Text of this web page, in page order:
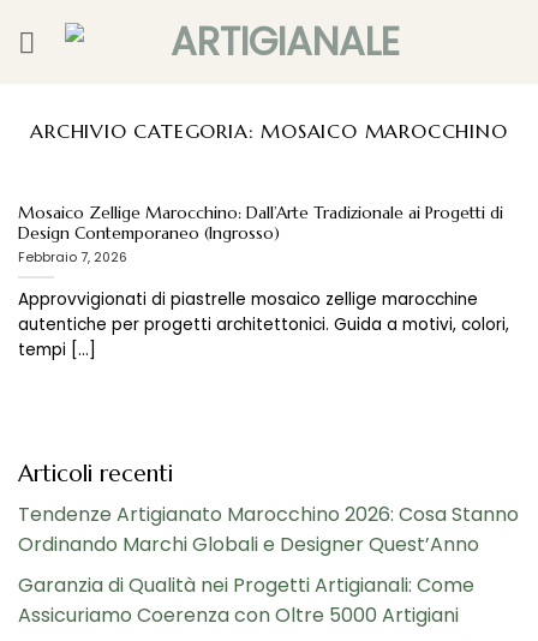
ARCHIVIO CATEGORIA:MOSAICO MAROCCHINO
Mosaico Zellige Marocchino: Dall’Arte Tradizionale ai Progetti di
Design Contemporaneo (Ingrosso)
Febbraio 7, 2026
Approvvigionati di piastrelle mosaico zellige marocchine
autentiche per progetti architettonici. Guida a motivi, colori,
tempi [...]
Articoli recenti
Tendenze Artigianato Marocchino 2026: Cosa Stanno
Ordinando Marchi Globali e Designer Quest’Anno
Garanzia di Qualità nei Progetti Artigianali: Come
Assicuriamo Coerenza con Oltre 5000 Artigiani